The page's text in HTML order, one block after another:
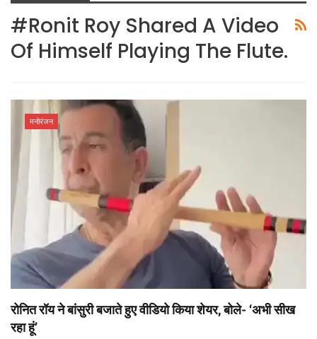
#Ronit Roy Shared A Video
Of Himself Playing The Flute.
मनोरंजन
रोनित रॉय ने बांसुरी बजाते हुए वीडियो किया शेयर, बोले- ‘अभी सीख
रहा हूं’